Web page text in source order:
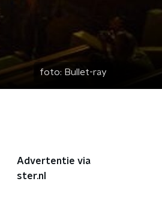
foto: Bullet-ray
Advertentie via
ster.nl